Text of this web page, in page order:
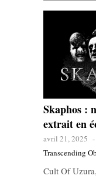
Skaphos :
extrait en
avril 21, 2025 -
Transcending
Cult Of